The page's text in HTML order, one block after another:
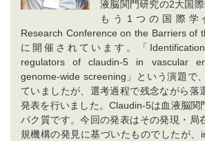
液脳関門研究の2大国際
もう1つの国際学
Research Conference on the Barriers of
に開催されています。「
regulators of claudin-5 in vascular
genome-wide screening」という演題で
ていましたが、選考過程で残念ながら落
発表を行いました。Claudin-5は血液脳関
パク質です。今回の発表はその発現・局
規機構の発見に基づいたものでしたが、